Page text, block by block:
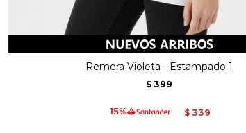
Remera Violeta - Estampado 1
$ 399
$ 339